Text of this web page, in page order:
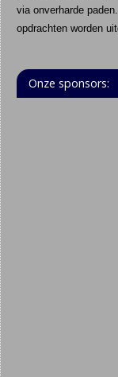
via onverharde
opdrachten worden
Onze sponsors: